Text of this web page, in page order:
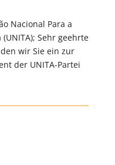
Nacional Para a
Sehr geehrte
wir Sie ein zur
der UNITA-Partei